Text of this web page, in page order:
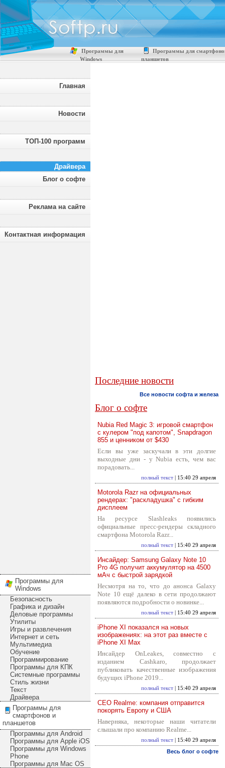
Программы для
Windows
Программы для
планшетов
Главная
Новости
ТОП-100 программ
Драйвера
Блог о софте
Реклама на сайте
Контактная информация
Программы для
Windows
Безопасность
Графика и дизайн
Деловые программы
Утилиты
Игры и развлечения
Интернет и сеть
Мультимедиа
Обучение
Программирование
Программы для КПК
Системные программы
Стиль жизни
Текст
Драйвера
Программы для
смартфонов и
планшетов
Программы для Android
Программы для Apple iOS
Программы для Windows
Phone
Программы для Mac OS
Последние новости
Все новости софта и железа
Блог о софте
Nubia Red Magic 3: игровой смартфон
с кулером "под капотом", Snapdragon
855 и ценником от $430
Если вы уже заскучали в эти долгие
выходные дни - у Nubia есть, чем вас
порадовать...
полный текст | 15:40 29 апреля
Motorola Razr на официальных
рендерах: "раскладушка" с гибким
дисплеем
На ресурсе Slashleaks появились
официальные пресс-рендеры складного
смартфона Motorola Razr...
полный текст | 15:40 29 апреля
Инсайдер: Samsung Galaxy Note 10
Pro 4G получит аккумулятор на 4500
мАч с быстрой зарядкой
Несмотря на то, что до анонса Galaxy
Note 10 ещё далеко в сети продолжают
появляются подробности о новинке...
полный текст | 15:40 29 апреля
iPhone XI показался на новых
изображениях: на этот раз вместе с
iPhone XI Max
Инсайдер OnLeakes, совместно с
изданием Cashkaro, продолжает
публиковать качественные изображения
будущих iPhone 2019...
полный текст | 15:40 29 апреля
CEO Realme: компания отправится
покорять Европу и США
Наверняка, некоторые наши читатели
слышали про компанию Realme...
полный текст | 15:40 29 апреля
Весь блог о софте